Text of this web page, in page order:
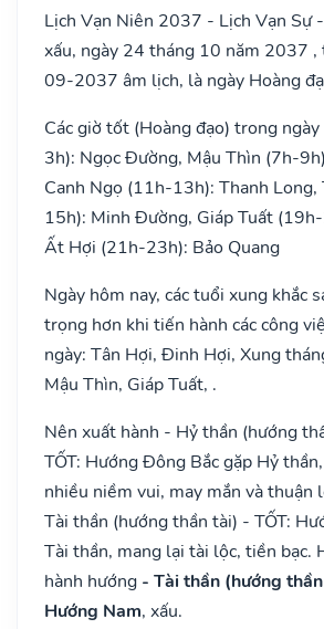
Lịch Vạn Niên 2037 - Lịch Vạn Sự
xấu, ngày 24 tháng 10 năm 2037 ,
09-2037 âm lịch, là ngày Hoàng
Các giờ tốt (Hoàng đạo) trong
3h): Ngọc Đường, Mậu Thìn (7h-
Canh Ngọ (11h-13h): Thanh
15h): Minh Đường, Giáp Tuất
Ất Hợi (21h-23h): Bảo Quang
Ngày hôm nay, các tuổi xung khắc
trọng hơn khi tiến hành các công
ngày: Tân Hợi, Đinh Hợi, Xung
Mậu Thìn, Giáp Tuất, .
Nên xuất hành - Hỷ thần (hướng
TỐT: Hướng Đông Bắc gặp Hỷ
nhiều niềm vui, may mắn và thuận
Tài thần (hướng thần tài) - TỐT:
Tài thần, mang lại tài lộc, tiền bạc.
hành hướng - Tài thần (hướng
Hướng Nam, xấu.